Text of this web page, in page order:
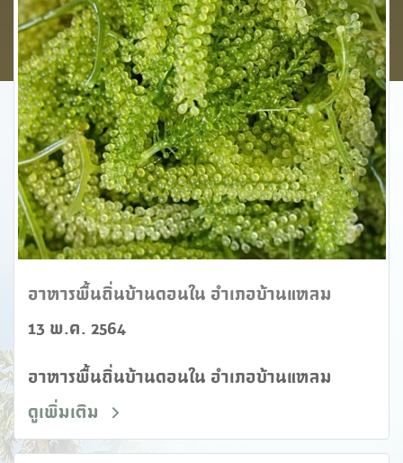
อาหารพื้นถิ่นบ้านดอนใน อำเภอบ้านแหลม
13 พ.ค. 2564
อาหารพื้นถิ่นบ้านดอนใน อำเภอบ้านแหลม
ดูเพิ่มเติม